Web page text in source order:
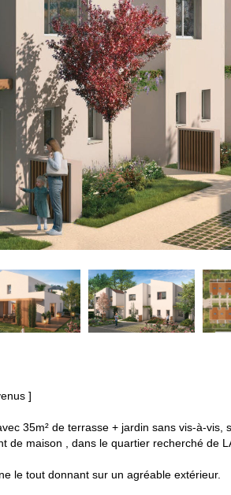
]
35m² de terrasse + jardin sans vis-à-vis,
de maison , dans le quartier recherché de
le tout donnant sur un agréable extérieur.